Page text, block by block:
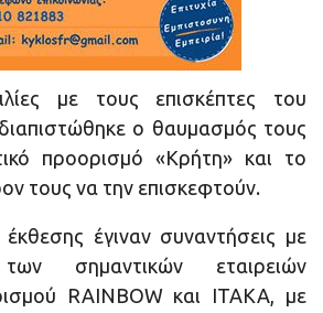
με τους επισκέπτες του
ο θαυμασμός τους
προορισμό «Κρήτη» και το
τους να την επισκεφτούν.
έγιναν συναντήσεις με
σημαντικών εταιρειών
RAINBOW και ITAKA, με